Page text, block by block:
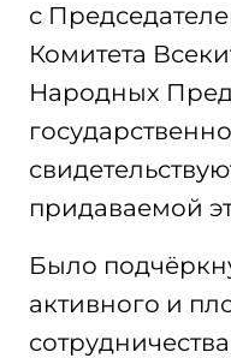
с
Комитета
Народных
придаваемой
Было
активного и